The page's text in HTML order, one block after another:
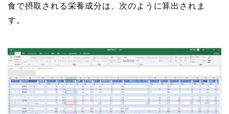
食で摂取される栄養成分は、次のように算出されま
す。